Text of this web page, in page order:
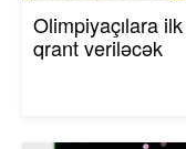
Olimpiyaçılara
qrant veriləcək